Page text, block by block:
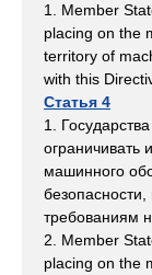
1. Member
placing on the
territory of
with this
Статья 4
1.
ограничивать
машинного
безопасности,
требованиям
2. Member
placing on the